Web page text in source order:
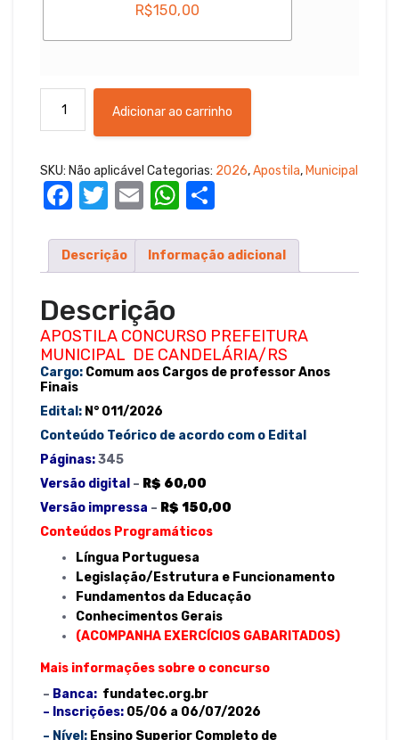
R$150,00
Concurso
Prefeitura
de
Candelária/
RS
Comum
Cargos
Professor
Anos
Finais-
Edital
2026
quantidade
Adicionar ao carrinho
SKU: Não aplicável Categorias: 2026,Apostila, Municipal
F
c
e
b
o
o
k
T
it
te
r
E
ail
W
at
s
p
p
ar
e
Descrição Informação adicional
Descrição
APOSTILA CONCURSO PREFEITURA
MUNICIPAL DE CANDELÁRIA/RS
Cargo: Comum aos Cargos de professor Anos
Finais
Edital: N° 011/2026
Conteúdo Teórico de acordo com o Edital
Páginas:345
Versão digital – R$ 60,00
Versão impressa – R$ 150,00
Conteúdos Programáticos
Língua Portuguesa
Legislação/Estrutura e Funcionamento
Fundamentos da Educação
Conhecimentos Gerais
(ACOMPANHA EXERCÍCIOS GABARITADOS)
Mais informações sobre o concurso
– Banca: fundatec.org.br
– Inscrições: 05/06 a 06/07/2026
– Nível: Ensino Superior Completo de